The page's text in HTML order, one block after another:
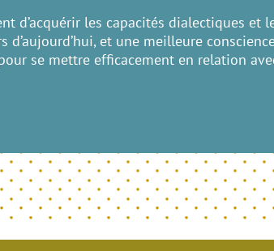
d’acquérir les capacités dialectiques et
d’aujourd’hui, et une meilleure
se mettre efficacement en relation